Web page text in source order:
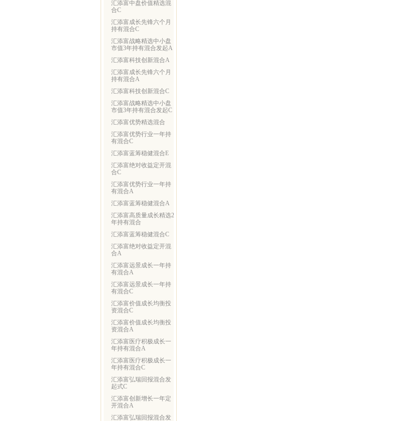
汇添富中盘价值精选混
合C
汇添富成长先锋六个月
持有混合C
汇添富战略精选中小盘
市值3年持有混合发起A
汇添富科技创新混合A
汇添富成长先锋六个月
持有混合A
汇添富科技创新混合C
汇添富战略精选中小盘
市值3年持有混合发起C
汇添富优势精选混合
汇添富优势行业一年持
有混合C
汇添富蓝筹稳健混合E
汇添富绝对收益定开混
合C
汇添富优势行业一年持
有混合A
汇添富蓝筹稳健混合A
汇添富高质量成长精选2
年持有混合
汇添富蓝筹稳健混合C
汇添富绝对收益定开混
合A
汇添富远景成长一年持
有混合A
汇添富远景成长一年持
有混合C
汇添富价值成长均衡投
资混合C
汇添富价值成长均衡投
资混合A
汇添富医疗积极成长一
年持有混合A
汇添富医疗积极成长一
年持有混合C
汇添富弘瑞回报混合发
起式C
汇添富创新增长一年定
开混合A
汇添富弘瑞回报混合发